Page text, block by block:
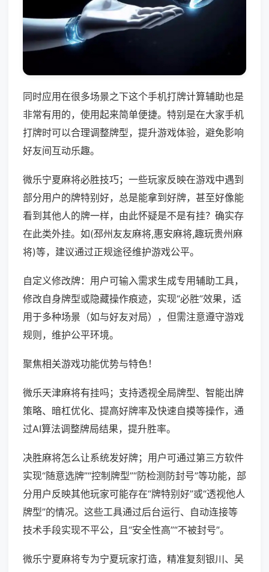
同时应用在很多场景之下这个手机打牌计算辅助也是
非常有用的，使用起来简单便捷。特别是在大家手机
打牌时可以合理调整牌型，提升游戏体验，避免影响
好友间互动乐趣。
微乐宁夏麻将必胜技巧；一些玩家反映在游戏中遇到
部分用户的牌特别好，总是能拿到好牌，甚至好像能
看到其他人的牌一样，由此怀疑是不是有挂？确实存
在此类外挂。如(邳州友友麻将,惠安麻将,趣玩贵州麻
将)等，建议通过正规途径维护游戏公平。
自定义修改牌：用户可输入需求生成专用辅助工具，
修改自身牌型或隐藏操作痕迹，实现“必胜”效果，适
用于多种场景（如与好友对局），但需注意遵守游戏
规则，维护公平环境。
聚焦相关游戏功能优势与特色！
微乐天津麻将有挂吗；支持透视全局牌型、智能出牌
策略、暗杠优化、提高好牌率及快速自摸等操作，通
过AI算法调整牌局结果，提升胜率。
决胜麻将怎么让系统发好牌；用户可通过第三方软件
实现“随意选牌”“控制牌型”“防检测防封号”等功能，部
分用户反映其他玩家可能存在“牌特别好”或“透视他人
牌型”的情况。这些工具通过后台运行、自动连接等
技术手段实现不平公，且“安全性高”“不被封号”。
微乐宁夏麻将专为宁夏玩家打造，精准复刻银川、吴